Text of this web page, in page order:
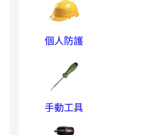
個人防護
手動工具